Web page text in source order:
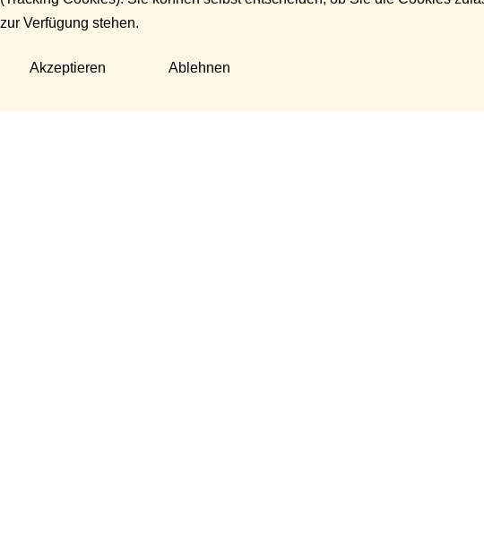
zur Verfügung stehen.
Akzeptieren Ablehnen